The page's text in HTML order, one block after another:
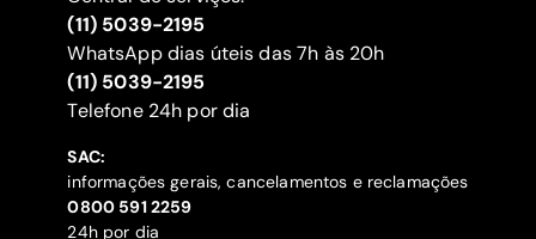
(11) 5039-2195
WhatsApp dias úteis das 7h às 20h
(11) 5039-2195
‍Telefone 24h por dia
SAC:
informações gerais, cancelamentos e reclamações
‍0800 591 2259
24h por dia